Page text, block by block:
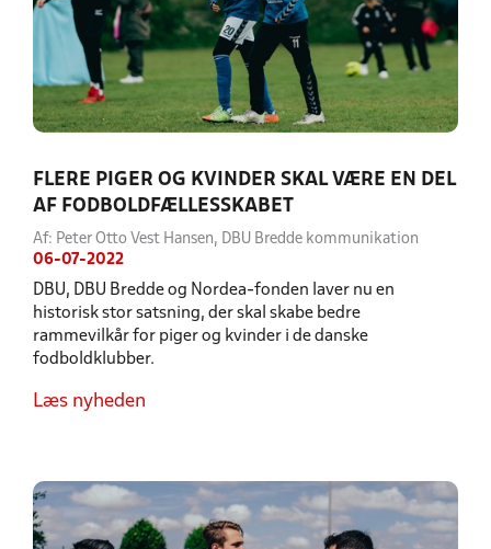
FLERE PIGER OG KVINDER SKAL VÆRE EN DEL
AF FODBOLDFÆLLESSKABET
Af: Peter Otto Vest Hansen, DBU Bredde kommunikation
06-07-2022
DBU, DBU Bredde og Nordea-fonden laver nu en
historisk stor satsning, der skal skabe bedre
rammevilkår for piger og kvinder i de danske
fodboldklubber.
Læs nyheden